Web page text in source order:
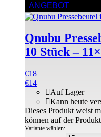
ANGEBOT
Qnubu
10 Stück –
€18
€14
Auf Lager
Kann heute
Variante wählen:
Dieses Produkt weist
können auf der